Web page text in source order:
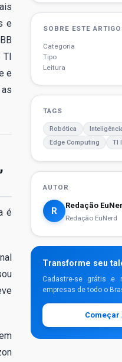
e
TI
e
é
SOBRE ESTE ARTIGO
Categoria
Tipo
Leitura
TAGS
Robótica
Edge Computing
TI
AUTOR
R
Redação
Redação EuNerd
Transforme seu
Cadastre-se grátis e
empresas de todo o